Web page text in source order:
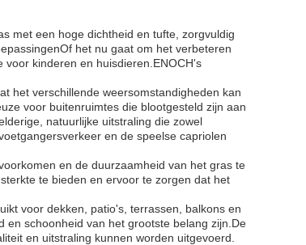
met een hoge dichtheid en tufte, zorgvuldig
het nu gaat om het verbeteren
kinderen en huisdieren.ENOCH's
het verschillende weersomstandigheden kan
voor buitenruimtes die blootgesteld zijn aan
natuurlijke uitstraling die zowel
en de speelse capriolen
en de duurzaamheid van het gras te
te bieden en ervoor te zorgen dat het
voor dekken, patio's, terrassen, balkons en
schoonheid van het grootste belang zijn.De
en uitstraling kunnen worden uitgevoerd.